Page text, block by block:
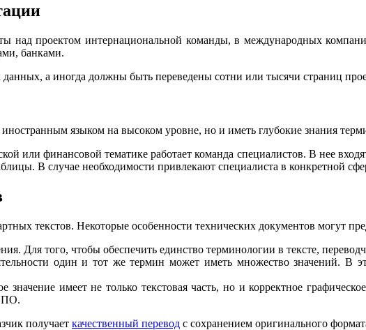
над проектом интернациональной команды, в международных
банками.
а иногда должны быть переведены сотни или тысячи страниц
языком на высоком уровне, но и иметь глубокие знания
или финансовой тематике работает команда специалистов. В нее
В случае необходимости привлекают специалиста в конкретной
текстов. Некоторые особенности технических документов могут
Для того, чтобы обеспечить единство терминологии в тексте,
один и тот же термин может иметь множество значений. В
имеет не только текстовая часть, но и корректное
ПО.
получает качественный перевод с сохранением оригинального